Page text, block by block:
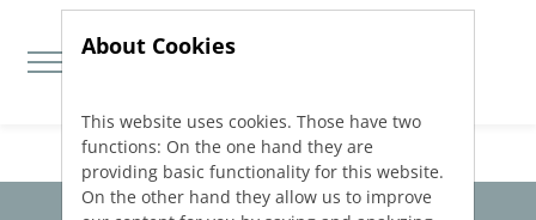
Jump directly to main navigation
Jump directly to content
About Cookies
This website uses cookies. Those have two
functions: On the one hand they are
providing basic functionality for this website.
On the other hand they allow us to improve